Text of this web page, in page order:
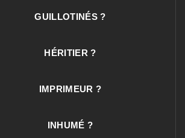
GUILLOTINÉS ?
HÉRITIER ?
IMPRIMEUR ?
INHUMÉ ?